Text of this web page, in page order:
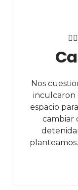
Nos
inculcaron
espacio
cambiar